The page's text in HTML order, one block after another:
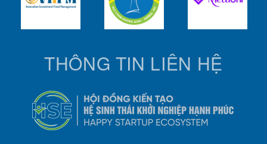
THÔNG TIN LIÊN HỆ